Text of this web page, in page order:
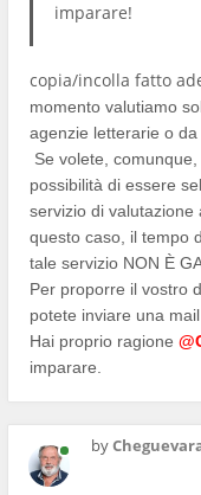
imparare!
copia/incolla fatto
momento valutiamo
agenzie letterarie o
Se volete,
possibilità di essere
servizio di valutazione
questo caso, il tempo
tale servizio NON È
Per proporre il vostro
potete inviare una
Hai proprio ragione
imparare.
by